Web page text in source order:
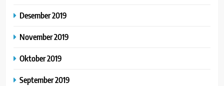
Desember 2019
November 2019
Oktober 2019
September 2019